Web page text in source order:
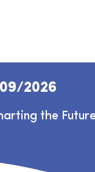
2026
the